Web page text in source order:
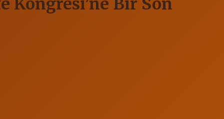
Kongresi’ne Bir Son